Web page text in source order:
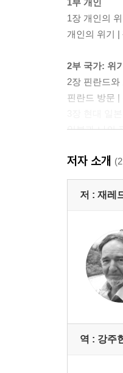
1부 개인
1장 개인의
개인의 위기
2부 국가: 위
2장 핀란드와
핀란드 방문
일본과 나의
4장 모든 칠레
칠레 방문 |
5장 인도네
6장 독일의
1945년의
현실주의 | 위
7장 오스트
오스트레일
저자 소개
저 : 재레
역 : 강주